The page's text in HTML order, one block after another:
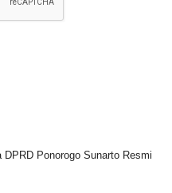
Ponorogo Sunarto Resmi